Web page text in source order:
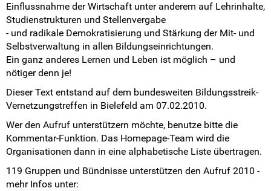
Einflussnahme der Wirtschaft unter anderem auf Lehrinhalte,
Studienstrukturen und Stellenvergabe
- und radikale Demokratisierung und Stärkung der Mit- und
Selbstverwaltung in allen Bildungseinrichtungen.
Ein ganz anderes Lernen und Leben ist möglich – und
nötiger denn je!
Dieser Text entstand auf dem bundesweiten Bildungsstreik-
Vernetzungstreffen in Bielefeld am 07.02.2010.
Wer den Aufruf unterstützern möchte, benutze bitte die
Kommentar-Funktion. Das Homepage-Team wird die
Organisationen dann in eine alphabetische Liste übertragen.
119 Gruppen und Bündnisse unterstützen den Aufruf 2010 -
mehr Infos unter: